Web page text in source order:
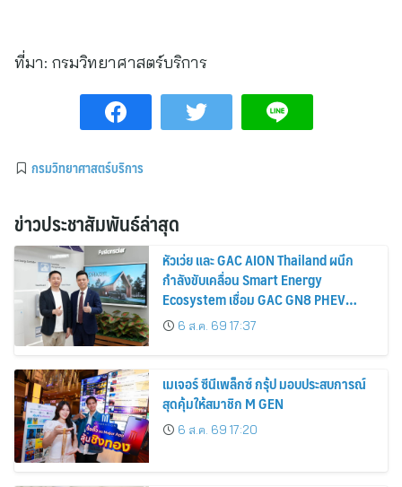
ที่มา: กรมวิทยาศาสตร์บริการ
กรมวิทยาศาสตร์บริการ
ข่าวประชาสัมพันธ์ล่าสุด
หัวเว่ย และ GAC AION Thailand ผนึก
กำลังขับเคลื่อน Smart Energy
Ecosystem เชื่อม GAC GN8 PHEV
รถยนต์ MPV ระดับพรีเมียม เข้ากับ
พลังงานแสงอาทิตย์ภายในบ้าน
6 ส.ค. 69 17:37
เมเจอร์ ซีนีเพล็กซ์ กรุ้ป มอบประสบการณ์
สุดคุ้มให้สมาชิก M GEN
6 ส.ค. 69 17:20